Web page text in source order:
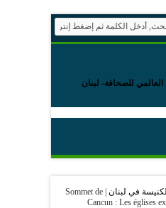
الكنيسة في لبنان |
Sommet de
Cancun : Les églises